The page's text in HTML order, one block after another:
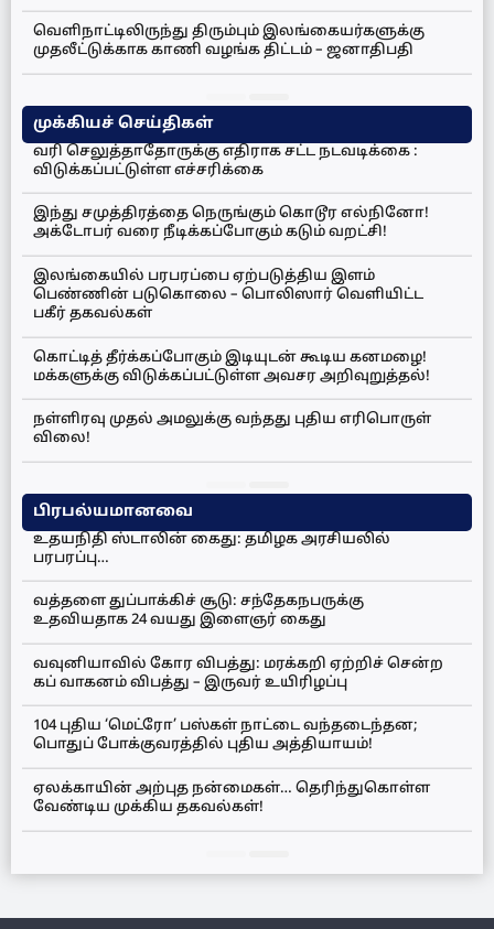
வெளிநாட்டிலிருந்து திரும்பும் இலங்கையர்களுக்கு
முதலீட்டுக்காக காணி வழங்க திட்டம் – ஜனாதிபதி
முக்கியச் செய்திகள்
வரி செலுத்தாதோருக்கு எதிராக சட்ட நடவடிக்கை :
விடுக்கப்பட்டுள்ள எச்சரிக்கை
இந்து சமுத்திரத்தை நெருங்கும் கொடூர எல்நினோ!
அக்டோபர் வரை நீடிக்கப்போகும் கடும் வறட்சி!
இலங்கையில் பரபரப்பை ஏற்படுத்திய இளம்
பெண்ணின் படுகொலை – பொலிஸார் வெளியிட்ட
பகீர் தகவல்கள்
கொட்டித் தீர்க்கப்போகும் இடியுடன் கூடிய கனமழை!
மக்களுக்கு விடுக்கப்பட்டுள்ள அவசர அறிவுறுத்தல்!
நள்ளிரவு முதல் அமலுக்கு வந்தது புதிய எரிபொருள்
விலை!
பிரபல்யமானவை
உதயநிதி ஸ்டாலின் கைது: தமிழக அரசியலில்
பரபரப்பு…
வத்தளை துப்பாக்கிச் சூடு: சந்தேகநபருக்கு
உதவியதாக 24 வயது இளைஞர் கைது
வவுனியாவில் கோர விபத்து: மரக்கறி ஏற்றிச் சென்ற
கப் வாகனம் விபத்து – இருவர் உயிரிழப்பு
104 புதிய ‘மெட்ரோ’ பஸ்கள் நாட்டை வந்தடைந்தன;
பொதுப் போக்குவரத்தில் புதிய அத்தியாயம்!
ஏலக்காயின் அற்புத நன்மைகள்… தெரிந்துகொள்ள
வேண்டிய முக்கிய தகவல்கள்!